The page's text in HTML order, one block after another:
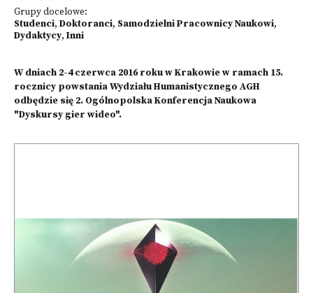
Grupy docelowe:
Studenci, Doktoranci, Samodzielni Pracownicy Naukowi,
Dydaktycy, Inni
W dniach 2-4 czerwca 2016 roku w Krakowie w ramach 15.
rocznicy powstania Wydziału Humanistycznego AGH
odbędzie się 2. Ogólnopolska Konferencja Naukowa
"Dyskursy gier wideo".